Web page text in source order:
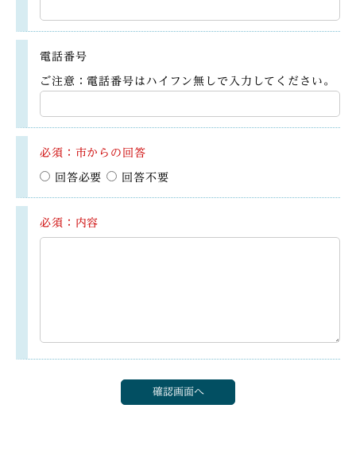
電話番号
ご注意：電話番号はハイフン無しで入力してください。
必須：市からの回答
回答必要 回答不要
必須：内容